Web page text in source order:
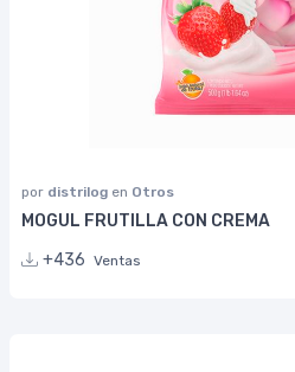
por distrilog en Otros
MOGUL FRUTILLA CON CREMA
+436 Ventas